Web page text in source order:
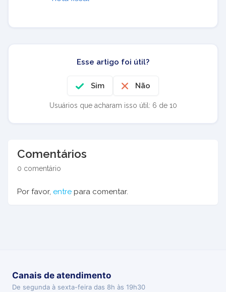
Esse artigo foi útil?
Sim Não
Usuários que acharam isso útil: 6 de 10
Comentários
0 comentário
Por favor, entre para comentar.
Canais de atendimento
De segunda à sexta-feira das 8h às 19h30